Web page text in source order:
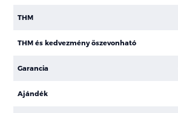
THM
THM és kedvezmény öszevonható
Garancia
Ajándék